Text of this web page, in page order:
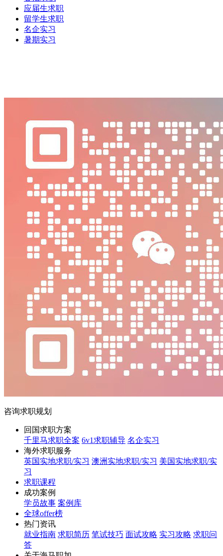
应届生求职
留学生求职
名企实习
暑期实习
咨询求职规划
回国求职方案
千里马求职全案 6v1求职辅导 名企实习
海外求职服务
英国实地求职/实习 澳洲实地求职/实习 美国实地求职/实
习
求职课程
成功案例
学员故事 案例库
全球offer榜
热门资讯
就业指南 求职简历 笔试技巧 面试攻略 实习攻略 求职问
答